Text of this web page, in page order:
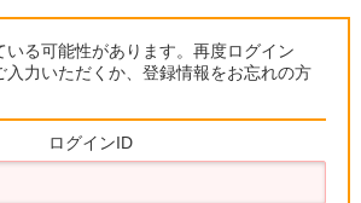
いる可能性があります。再度ログイン
入力いただくか、登録情報をお忘れの方
ログインID